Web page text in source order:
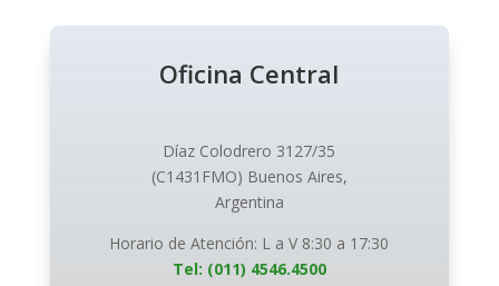
Oficina Central
Díaz Colodrero 3127/35
(C1431FMO) Buenos Aires,
Argentina
Horario de Atención: L a V 8:30 a 17:30
Tel: (011) 4546.4500